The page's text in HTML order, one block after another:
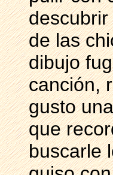
de las
dibujo
canción,
gusto
que
buscarle